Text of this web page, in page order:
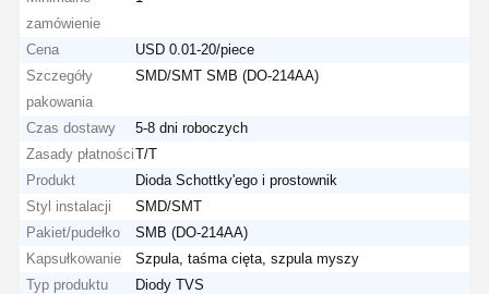
zamówienie
Cena
USD 0.01-20/piece
Szczegóły
pakowania
SMD/SMT SMB (DO-214AA)
Czas dostawy
5-8 dni roboczych
Zasady płatnościT/T
Produkt
Dioda Schottky'ego i prostownik
Styl instalacji
SMD/SMT
Pakiet/pudełko
SMB (DO-214AA)
Kapsułkowanie
Szpula, taśma cięta, szpula myszy
Typ produktu
Diody TVS